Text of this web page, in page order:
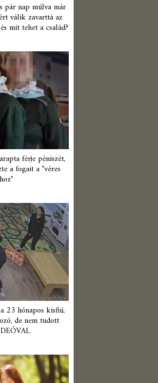
pár nap múlva már
válik zavarttá az
mit tehet a család?
férje péniszét,
a fogait a "véres
23 hónapos kisfiú,
de nem tudott